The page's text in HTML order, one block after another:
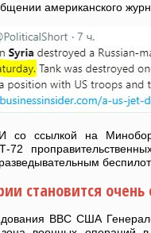
американского
со ссылкой на
Т-72
становится
ВВС США